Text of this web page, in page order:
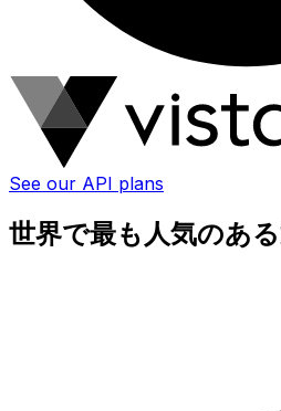
See our API plans
世界で最も人気のあ